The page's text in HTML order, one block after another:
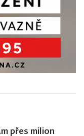
přes milion